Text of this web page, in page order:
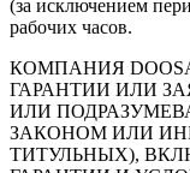
(за исключением
рабочих часов.
КОМПАНИЯ
ГАРАНТИИ ИЛИ
ИЛИ
ЗАКОНОМ ИЛИ
ТИТУЛЬНЫХ),